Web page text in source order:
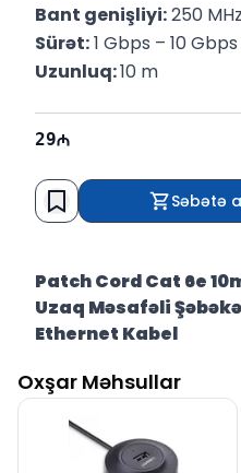
Bant genişliyi: 250 MHz
Sürət: 1 Gbps – 10 Gbps
Uzunluq: 10 m
29
Səbətə
Patch Cord Cat 6e
Uzaq Məsafəli
Ethernet Kabel
modem, switch və digər
sürətli və sabit Ethernet
üçün nəzərdə tutulmuş
etibarlı kabeldir
Oxşar Məhsullar